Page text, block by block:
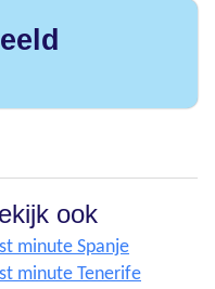
ook
minute Spanje
minute Tenerife